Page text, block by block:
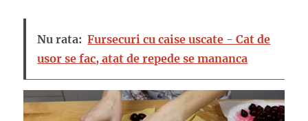
Nu rata: Fursecuri cu caise uscate - Cat de
usor se fac, atat de repede se mananca